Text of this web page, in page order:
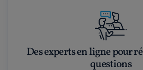
Des experts en ligne pour
questions